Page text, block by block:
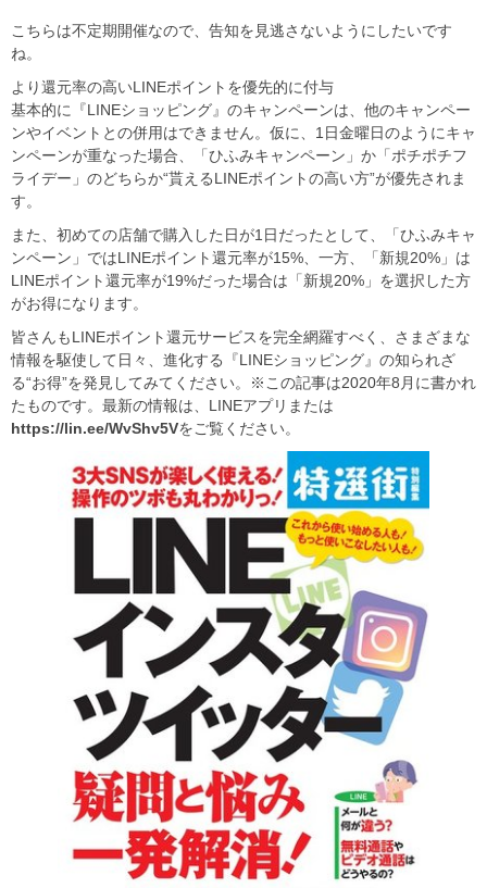
こちらは不定期開催なので、告知を見逃さないようにしたいです
ね。
より還元率の高いLINEポイントを優先的に付与
基本的に『LINEショッピング』のキャンペーンは、他のキャンペー
ンやイベントとの併用はできません。仮に、1日金曜日のようにキャ
ンペーンが重なった場合、「ひふみキャンペーン」か「ポチポチフ
ライデー」のどちらか“貰えるLINEポイントの高い方”が優先されま
す。
また、初めての店舗で購入した日が1日だったとして、「ひふみキャ
ンペーン」ではLINEポイント還元率が15%、一方、「新規20%」は
LINEポイント還元率が19%だった場合は「新規20%」を選択した方
がお得になります。
皆さんもLINEポイント還元サービスを完全網羅すべく、さまざまな
情報を駆使して日々、進化する『LINEショッピング』の知られざ
る“お得”を発見してみてください。※この記事は2020年8月に書かれ
たものです。最新の情報は、LINEアプリまたは
https://lin.ee/WvShv5Vをご覧ください。